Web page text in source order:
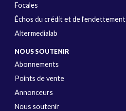
Focales
Échos du crédit et de l’endettement
Altermedialab
NOUS SOUTENIR
Abonnements
Points de vente
Annonceurs
Nous soutenir